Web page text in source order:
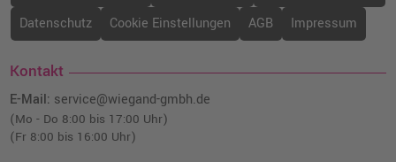
Datenschutz
Cookie Einstellungen AGB Impressum
Kontakt
E-Mail: service@wiegand-gmbh.de
(Mo - Do 8:00 bis 17:00 Uhr)
(Fr 8:00 bis 16:00 Uhr)